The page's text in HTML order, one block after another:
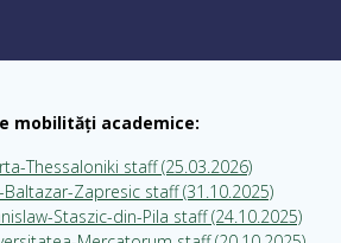
mobilități academice:
Thessaloniki staff (25.03.2026)
Zapresic staff (31.10.2025)
Staszic-din-Pila staff (24.10.2025)